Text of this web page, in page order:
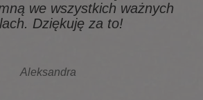
we wszystkich ważnych
Dziękuję za to!
Aleksandra